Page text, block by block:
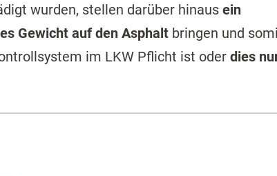
wurden, stellen darüber hinaus ein
Gewicht auf den Asphalt bringen und
im LKW Pflicht ist oder dies